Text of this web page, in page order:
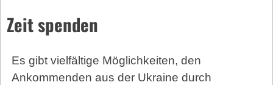
Zeit spenden
Es gibt vielfältige Möglichkeiten, den
Ankommenden aus der Ukraine durch